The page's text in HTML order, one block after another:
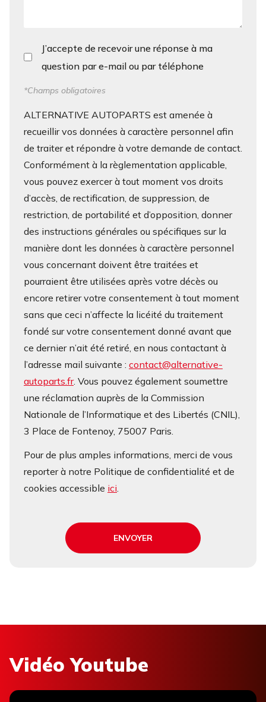
J’accepte de recevoir une réponse à ma
question par e-mail ou par téléphone
*Champs obligatoires
ALTERNATIVE AUTOPARTS est amenée à
recueillir vos données à caractère personnel afin
de traiter et répondre à votre demande de contact.
Conformément à la règlementation applicable,
vous pouvez exercer à tout moment vos droits
d’accès, de rectification, de suppression, de
restriction, de portabilité et d’opposition, donner
des instructions générales ou spécifiques sur la
manière dont les données à caractère personnel
vous concernant doivent être traitées et
pourraient être utilisées après votre décès ou
encore retirer votre consentement à tout moment
sans que ceci n’affecte la licéité du traitement
fondé sur votre consentement donné avant que
ce dernier n’ait été retiré, en nous contactant à
l’adresse mail suivante : contact@alternative-
autoparts.fr. Vous pouvez également soumettre
une réclamation auprès de la Commission
Nationale de l’Informatique et des Libertés (CNIL),
3 Place de Fontenoy, 75007 Paris.
Pour de plus amples informations, merci de vous
reporter à notre Politique de confidentialité et de
cookies accessible ici.
ENVOYER
Vidéo Youtube